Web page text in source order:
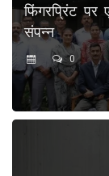
फिंगरप्रिंट
संपन्न
0